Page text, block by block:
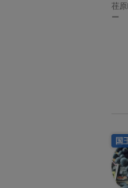
荏
ー
国